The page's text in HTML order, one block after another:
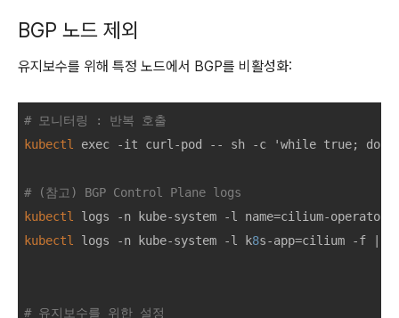
BGP 노드 제외
유지보수를 위해 특정 노드에서 BGP를 비활성화:
# 모니터링 : 반복 호출
kubectl
exec -it curl-pod -- sh -c 'while true; do
# (참고) BGP Control Plane logs
kubectl
logs -n kube-system -l name=cilium-
kubectl
logs -n kube-system -l k8s-app=cilium -f |
# 유지보수를 위한 설정